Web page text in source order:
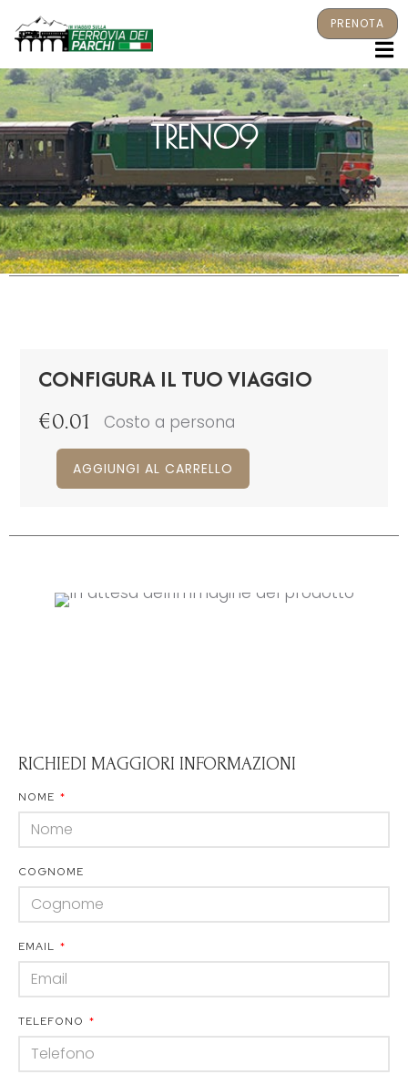
PRENOTA
TRENO9
CONFIGURA IL TUO VIAGGIO
€0.01 Costo a persona
AGGIUNGI AL CARRELLO
RICHIEDI MAGGIORI INFORMAZIONI
NOME
COGNOME
EMAIL
TELEFONO